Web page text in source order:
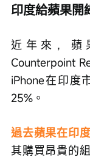
印度給蘋果開
近年來，蘋
Counterpoint
iPhone在印度
25%。
過去蘋果在印
其購買昂貴的